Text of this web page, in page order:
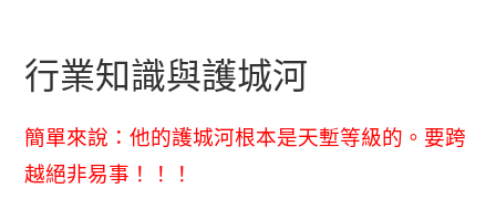
行業知識與護城河
簡單來說：他的護城河根本是天塹等級的。要跨
越絕非易事！！！